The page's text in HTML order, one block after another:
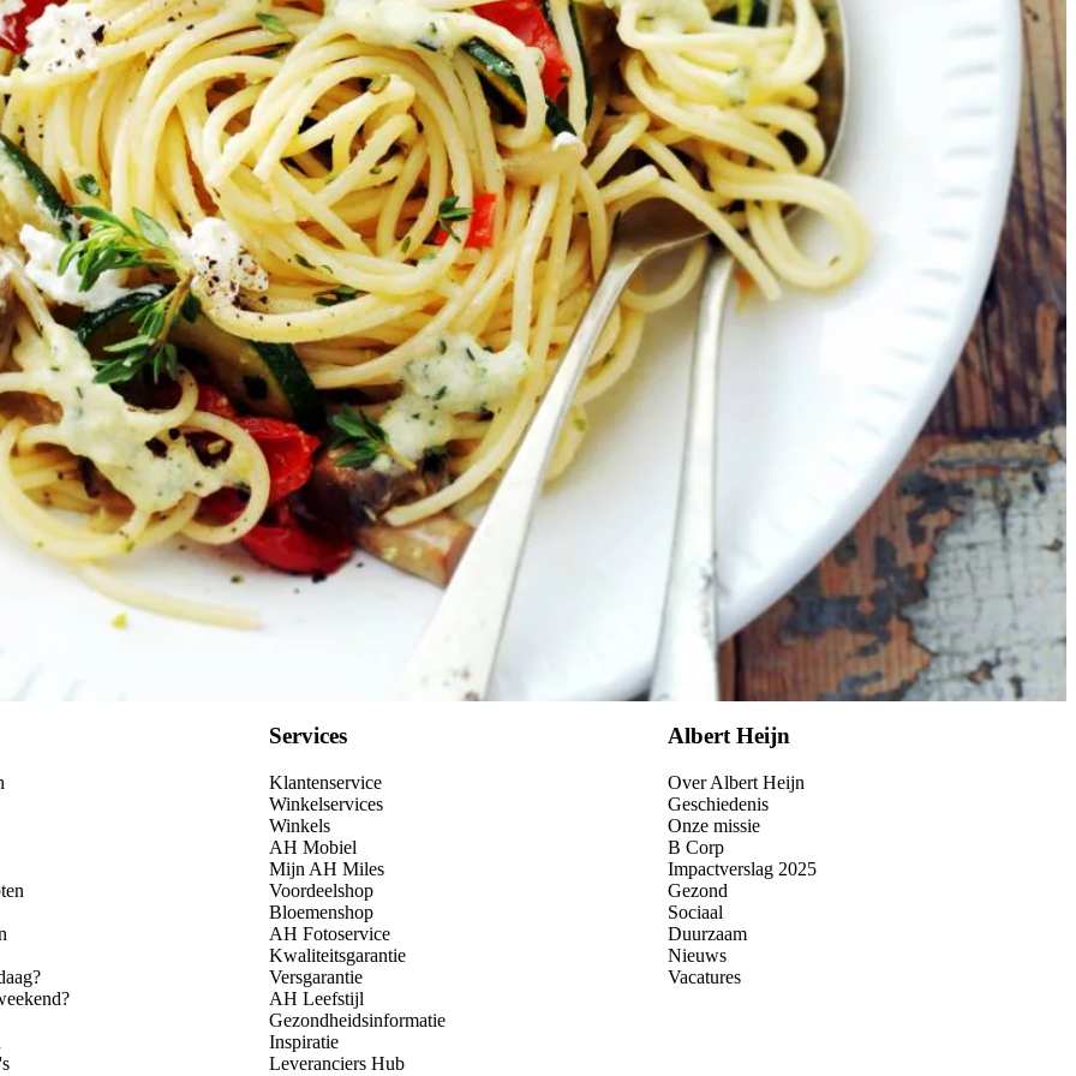
Kies producten
Wat vond je van dit recept?
Services
Klantenservice
Winkelservices
Winkels
AH Mobiel
Mijn AH Miles
Voordeelshop
Bloemenshop
AH Fotoservice
Kwaliteitsgarantie
Versgarantie
AH Leefstijl
Gezondheidsinformatie
Inspiratie
Leveranciers Hub
Albert Heijn
Over Albert Heijn
Geschiedenis
Onze missie
B Corp
Impactverslag 2025
Gezond
Sociaal
Duurzaam
Nieuws
Vacatures